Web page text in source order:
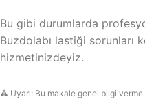
Bu gibi durumlarda
Buzdolabı lastiği sorunları
hizmetinizdeyiz.
⚠️ Uyarı: Bu makale genel bilgi verme